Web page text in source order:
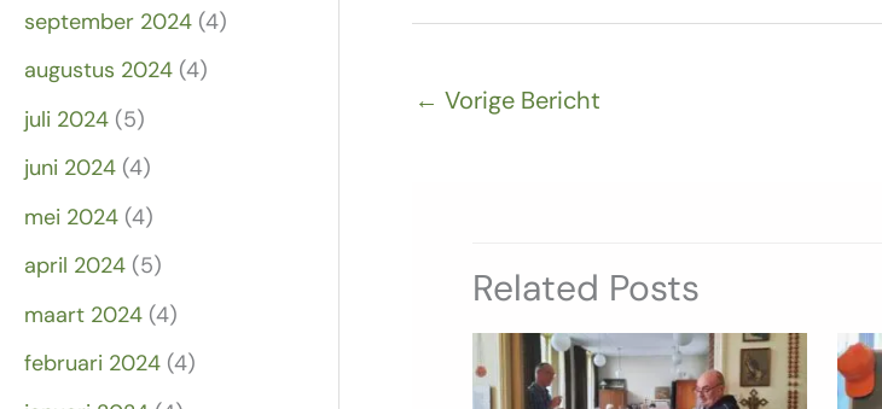
september 2024 (4)
augustus 2024 (4)
juli 2024 (5)
juni 2024 (4)
mei 2024 (4)
april 2024 (5)
maart 2024 (4)
februari 2024 (4)
← Vorige Bericht
Related Posts